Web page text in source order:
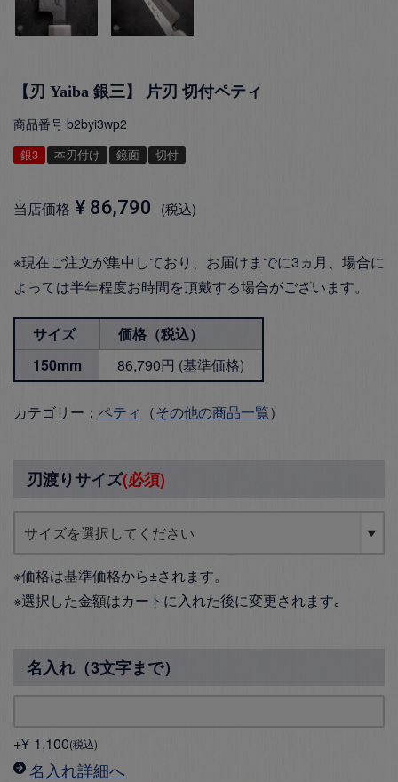
【刃 Yaiba 銀三】 片刃 切付ペティ
商品番号 b2byi3wp2
銀3 本刃付け 鏡面 切付
当店価格 ¥ 86,790 税込
※現在ご注文が集中しており、お届けまでに3ヵ月、場合に
よっては半年程度お時間を頂戴する場合がございます。
サイズ
価格（税込）
150mm
86,790円 (基準価格)
カテゴリー： ペティ （その他の商品一覧）
刃渡りサイズ(必須)
※価格は基準価格から±されます。
※選択した金額はカートに入れた後に変更されます｡
名入れ（3文字まで）
+¥ 1,100 税込
名入れ詳細へ